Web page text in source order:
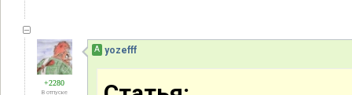
+2280
В отпуске
А yozefff